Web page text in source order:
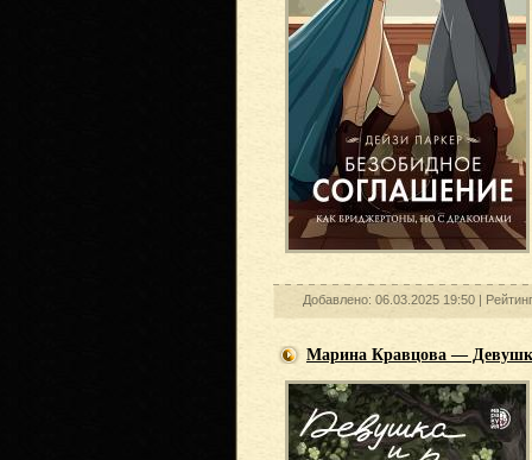
Добавлено: 06.03.2025 19:50 |
Марина Кравцова —